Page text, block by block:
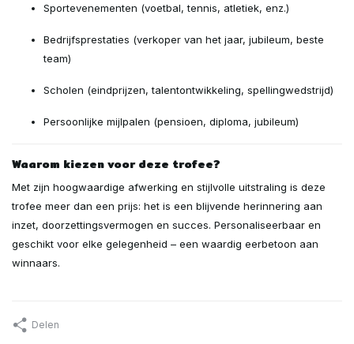
Sportevenementen (voetbal, tennis, atletiek, enz.)
Bedrijfsprestaties (verkoper van het jaar, jubileum, beste
team)
Scholen (eindprijzen, talentontwikkeling, spellingwedstrijd)
Persoonlijke mijlpalen (pensioen, diploma, jubileum)
Waarom kiezen voor deze trofee?
Met zijn hoogwaardige afwerking en stijlvolle uitstraling is deze
trofee meer dan een prijs: het is een blijvende herinnering aan
inzet, doorzettingsvermogen en succes. Personaliseerbaar en
geschikt voor elke gelegenheid – een waardig eerbetoon aan
winnaars.
Delen